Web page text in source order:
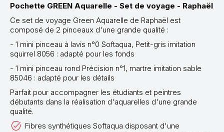
Pochette GREEN Aquarelle - Set de voyage - Raphaël
Ce set de voyage Green Aquarelle de Raphaël est
composé de 2 pinceaux d'une grande qualité :
- 1 mini pinceau à lavis n°0 Softaqua, Petit-gris imitation
squirrel 8056 : adapté pour les fonds
- 1 mini pinceau rond Précision n°1, martre imitation sable
85046 : adapté pour les détails
Parfait pour accompagner les étudiants et peintres
débutants dans la réalisation d'aquarelles d'une grande
qualité.
Fibres synthétiques Softaqua disposant d'une